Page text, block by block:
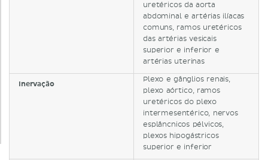
uretéricos da aorta
abdominal e artérias ilíacas
comuns, ramos uretéricos
das artérias vesicais
superior e inferior e
artérias uterinas
Inervação
Plexo e gânglios renais,
plexo aórtico, ramos
uretéricos do plexo
intermesentérico, nervos
esplâncnicos pélvicos,
plexos hipogástricos
superior e inferior